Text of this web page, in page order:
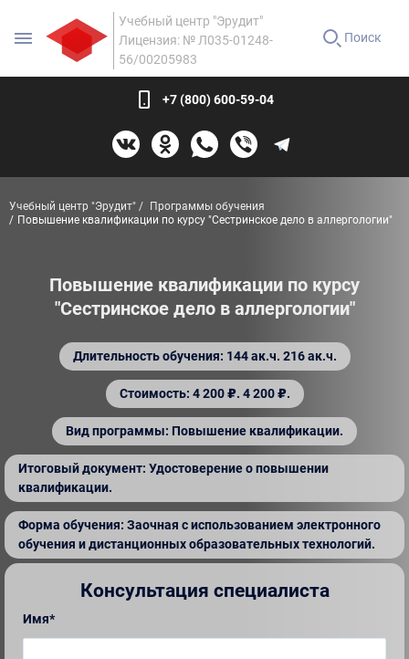
Учебный центр "Эрудит"
Лицензия: № Л035-01248-
56/00205983
Поиск
+7 (800) 600-59-04
Учебный центр "Эрудит"
Программы обучения
Повышение квалификации по курсу "Сестринское дело в аллергологии"
Повышение квалификации по курсу
"Сестринское дело в аллергологии"
Длительность обучения: 144 ак.ч. 216 ак.ч.
Стоимость: 4 200 ₽. 4 200 ₽.
Вид программы: Повышение квалификации.
Итоговый документ: Удостоверение о повышении
квалификации.
Форма обучения: Заочная с использованием электронного
обучения и дистанционных образовательных технологий.
Консультация специалиста
Имя*